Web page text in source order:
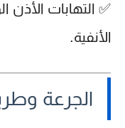
✅ التهابات
الأنفية.
الجرعة